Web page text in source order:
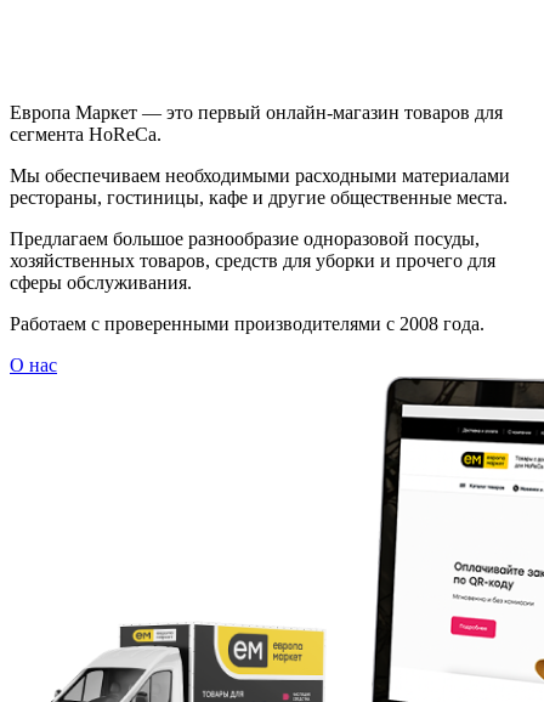
Европа Маркет — это первый онлайн-магазин товаров для
сегмента HoReCa.
Мы обеспечиваем необходимыми расходными материалами
рестораны, гостиницы, кафе и другие общественные места.
Предлагаем большое разнообразие одноразовой посуды,
хозяйственных товаров, средств для уборки и прочего для
сферы обслуживания.
Работаем с проверенными производителями с 2008 года.
О нас